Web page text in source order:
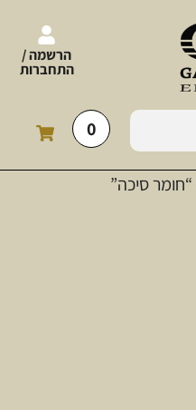
הרשמה /
התחברות
0
סיכה”